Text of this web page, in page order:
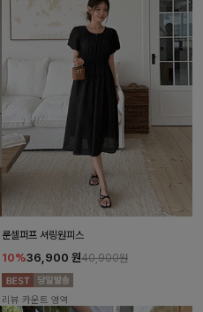
룬셀퍼프 셔링원피스
10%36,900 원40,900원
리뷰 카운트 영역